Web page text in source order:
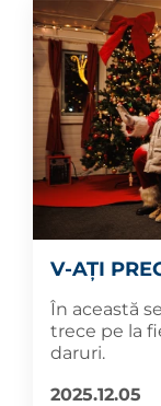
V-AȚI
În această
trece pe la
daruri.
2025.12.05